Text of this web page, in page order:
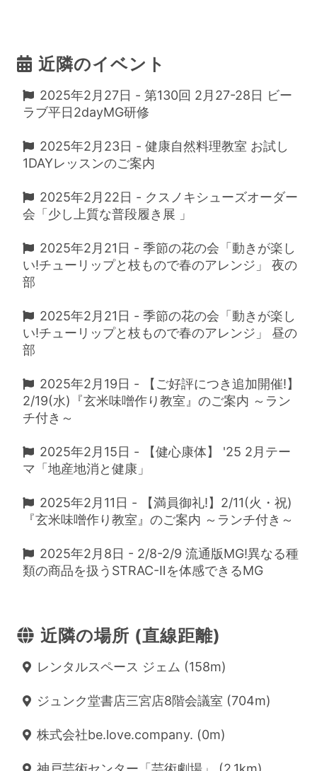
近隣のイベント
2025年2月27日 - 第130回 2月27-28日 ビー
ラブ平日2dayMG研修
2025年2月23日 - 健康自然料理教室 お試し
1DAYレッスンのご案内
2025年2月22日 - クスノキシューズオーダー
会「少し上質な普段履き展 」
2025年2月21日 - 季節の花の会「動きが楽し
い!チューリップと枝もので春のアレンジ」 夜の
部
2025年2月21日 - 季節の花の会「動きが楽し
い!チューリップと枝もので春のアレンジ」 昼の
部
2025年2月19日 - 【ご好評につき追加開催!】
2/19(水)『玄米味噌作り教室』のご案内 ～ラン
チ付き～
2025年2月15日 - 【健心康体】 '25 2月テー
マ「地産地消と健康」
2025年2月11日 - 【満員御礼!】2/11(火・祝)
『玄米味噌作り教室』のご案内 ～ランチ付き～
2025年2月8日 - 2/8-2/9 流通版MG!異なる種
類の商品を扱うSTRAC-Ⅱを体感できるMG
近隣の場所 (直線距離)
レンタルスペース ジェム (158m)
ジュンク堂書店三宮店8階会議室 (704m)
株式会社be.love.company. (0m)